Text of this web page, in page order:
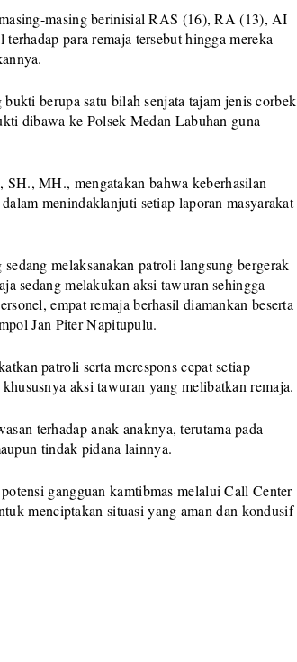
masing berinisial RAS (16), RA (13), AI
para remaja tersebut hingga mereka
berupa satu bilah senjata tajam jenis corbek
dibawa ke Polsek Medan Labuhan guna
MH., mengatakan bahwa keberhasilan
menindaklanjuti setiap laporan masyarakat
melaksanakan patroli langsung bergerak
sedang melakukan aksi tawuran sehingga
empat remaja berhasil diamankan beserta
Jan Piter Napitupulu.
patroli serta merespons cepat setiap
aksi tawuran yang melibatkan remaja.
terhadap anak-anaknya, terutama pada
tindak pidana lainnya.
gangguan kamtibmas melalui Call Center
menciptakan situasi yang aman dan kondusif